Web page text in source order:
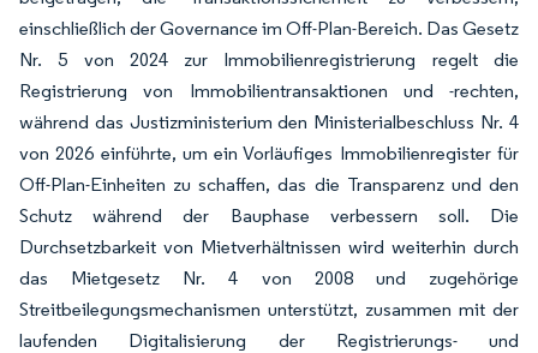
einschließlich der Governance im Off-Plan-Bereich. Das Gesetz
Nr. 5 von 2024 zur Immobilienregistrierung regelt die
Registrierung von Immobilientransaktionen und -rechten,
während das Justizministerium den Ministerialbeschluss Nr. 4
von 2026 einführte, um ein Vorläufiges Immobilienregister für
Off-Plan-Einheiten zu schaffen, das die Transparenz und den
Schutz während der Bauphase verbessern soll. Die
Durchsetzbarkeit von Mietverhältnissen wird weiterhin durch
das Mietgesetz Nr. 4 von 2008 und zugehörige
Streitbeilegungsmechanismen unterstützt, zusammen mit der
laufenden Digitalisierung der Registrierungs- und